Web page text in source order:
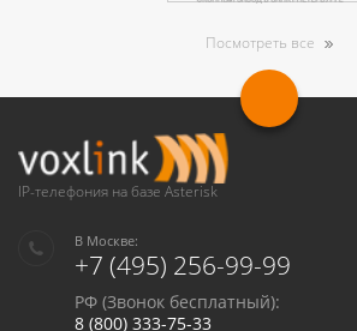
Посмотреть все
IP-телефония на базе Asterisk
В Москве:
+7 (495) 256-99-99
РФ (Звонок бесплатный):
8 (800) 333-75-33